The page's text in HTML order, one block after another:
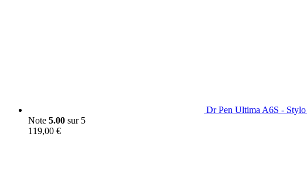
Dr Pen Ultima A6S -
Note 5.00 sur 5
119,00 €